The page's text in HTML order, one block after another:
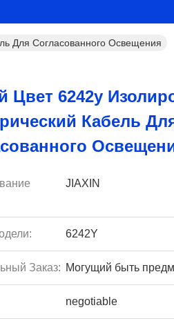
Для Согласованного Освещения
Цвет 6242y
Кабель
JIAXIN
6242Y
Заказ: Могущий быть
negotiable